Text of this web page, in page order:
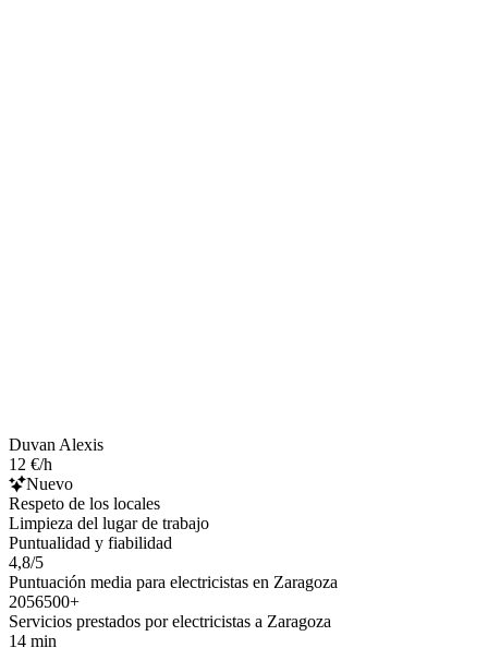
Duvan Alexis
12 €/h
Nuevo
Respeto de los locales
Limpieza del lugar de trabajo
Puntualidad y fiabilidad
4,8/5
Puntuación media para electricistas en Zaragoza
2056500+
Servicios prestados por electricistas a Zaragoza
14 min